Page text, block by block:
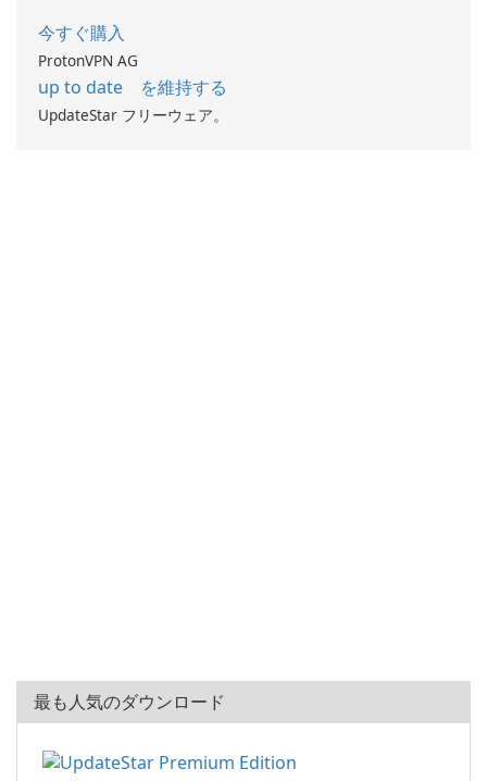
今すぐ購入
ProtonVPN AG
up to date を維持する
UpdateStar フリーウェア。
最も人気のダウンロード